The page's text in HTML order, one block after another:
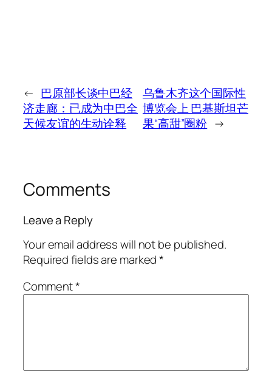
← 巴原部长谈中巴经
济走廊：已成为中巴全
天候友谊的生动诠释
乌鲁木齐这个国际性
博览会上 巴基斯坦芒
果“高甜”圈粉 →
Comments
Leave a Reply
Your email address will not be published.
Required fields are marked*
Comment*